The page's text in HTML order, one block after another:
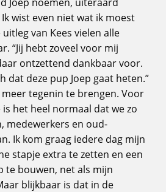
wist even niet wat ik moest
van Kees vielen alle
“Jij hebt zoveel voor mij
ontzettend dankbaar voor.
dat deze pup Joep gaat heten.”
tegenin te brengen. Voor
het heel normaal dat we zo
medewerkers en oud-
Ik kom graag iedere dag mijn
stapje extra te zetten en een
te bouwen, net als mijn
blijkbaar is dat in de